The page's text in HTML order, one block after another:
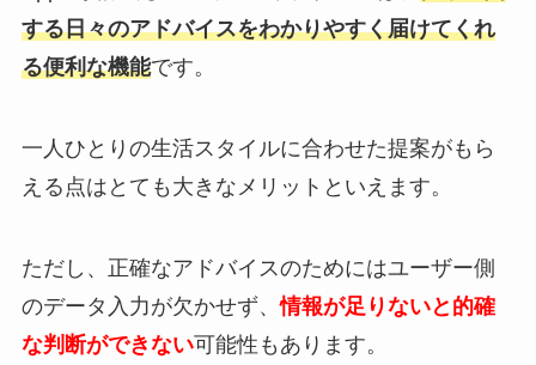
する日々のアドバイスをわかりやすく届けてくれ
る便利な機能です。
一人ひとりの生活スタイルに合わせた提案がもら
える点はとても大きなメリットといえます。
ただし、正確なアドバイスのためにはユーザー側
のデータ入力が欠かせず、情報が足りないと的確
な判断ができない可能性もあります。